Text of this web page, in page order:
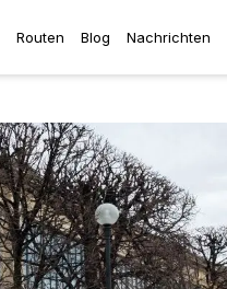
Routen Blog Nachrichten